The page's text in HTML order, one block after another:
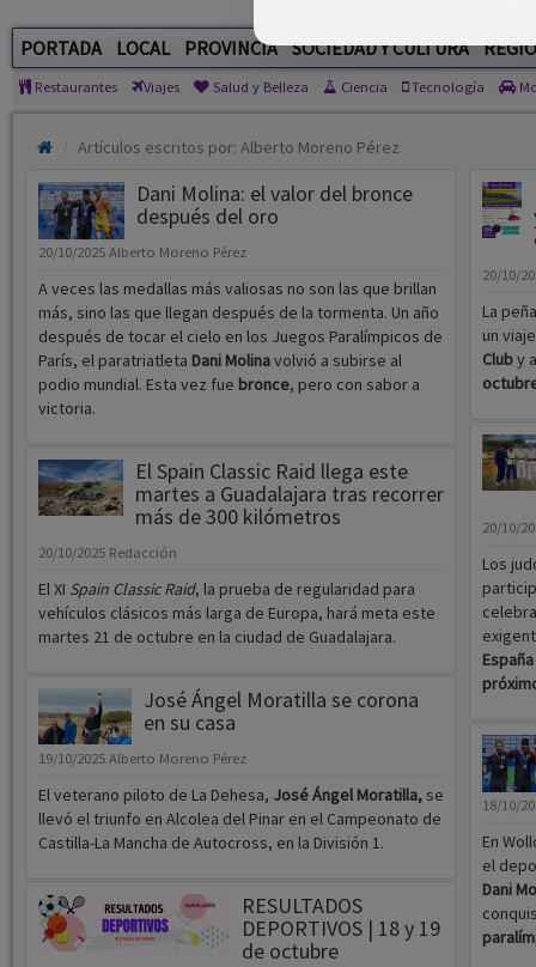
PORTADA LOCAL PROVINCIA SOCIEDAD Y CULTURA
Restaurantes Viajes Salud y Belleza Ciencia Tecnología
Artículos escritos por: Alberto Moreno Pérez
Dani Molina: el valor del bronce
después del oro
20/10/2025 Alberto Moreno Pérez
A veces las medallas más valiosas no son las que brillan
más, sino las que llegan después de la tormenta. Un año
después de tocar el cielo en los Juegos Paralímpicos de
París, el paratriatleta Dani Molinavolvió a subirse al
podio mundial. Esta vez fue bronce, pero con sabor a
victoria.
El Spain Classic Raid llega este
martes a Guadalajara tras recorrer
más de 300 kilómetros
20/10/2025 Redacción
El XI Spain Classic Raid, la prueba de regularidad para
vehículos clásicos más larga de Europa, hará meta este
martes 21 de octubre en la ciudad de Guadalajara.
José Ángel Moratilla se corona
en su casa
19/10/2025 Alberto Moreno Pérez
El veterano piloto de La Dehesa, José Ángel Moratilla,se
llevó el triunfo en Alcolea del Pinar en el Campeonato de
Castilla-La Mancha de Autocross, en la División 1.
RESULTADOS
DEPORTIVOS | 18 y 19
de octubre
20/10/
La
un
Cluby
20/10/
Los
18/10/
En
el
Dani